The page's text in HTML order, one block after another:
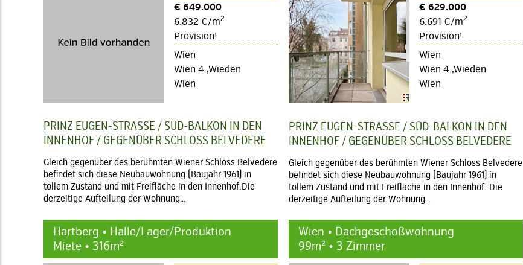
€ 649.000
6.832 €/m2
Provision!
Wien
Wien 4.,Wieden
Wien
PRINZ EUGEN-STRASSE / SÜD-BALKON IN DEN
INNENHOF / GEGENÜBER SCHLOSS BELVEDERE
Gleich gegenüber des berühmten Wiener Schloss Belvedere
befindet sich diese Neubauwohnung (Baujahr 1961) in
tollem Zustand und mit Freifläche in den Innenhof.Die
derzeitige Aufteilung der Wohnung…
€ 629.000
6.691 €/m2
Provision!
Wien
Wien 4.,Wieden
Wien
PRINZ EUGEN-STRASSE / SÜD-BALKON IN DEN
INNENHOF / GEGENÜBER SCHLOSS BELVEDERE
Gleich gegenüber des berühmten Wiener Schloss Belvedere
befindet sich diese Neubauwohnung (Baujahr 1961) in
tollem Zustand und mit Freifläche in den Innenhof. Die
derzeitige Aufteilung der Wohnung…
Hartberg • Halle/Lager/Produktion
Miete • 316m²
Wien • Dachgeschoßwohnung
99m² • 3 Zimmer